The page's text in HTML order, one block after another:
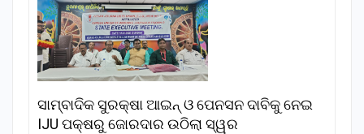
ସାମ୍ବାଦିକ ସୁରକ୍ଷା ଆଇନ୍ ଓ ପେନସନ ଦାବିକୁ ନେଇ
IJU ପକ୍ଷରୁ ଜୋରଦାର ଉଠିଲା ସ୍ୱର